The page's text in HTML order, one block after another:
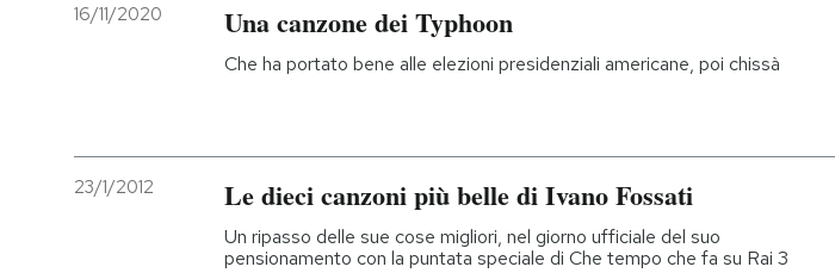
16/11/2020 Una canzone dei Typhoon
Che ha portato bene alle elezioni presidenziali americane, poi chissà
23/1/2012 Le dieci canzoni più belle di Ivano Fossati
Un ripasso delle sue cose migliori, nel giorno ufficiale del suo
pensionamento con la puntata speciale di Che tempo che fa su Rai 3